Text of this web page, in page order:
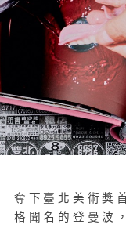
奪下臺北美術獎
格聞名的登曼波